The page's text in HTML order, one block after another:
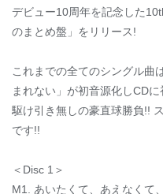
デビュー10周年を記念した
のまとめ盤」をリリース!
これまでの全てのシングル曲
まれない」が初音源化しCDに
駆け引き無しの豪直球勝負!!
です!!
＜Disc 1＞
M1. あいたくて、あえなくて